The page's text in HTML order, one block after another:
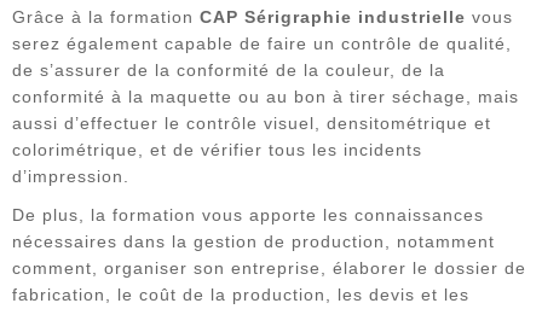
Grâce à la formation CAP Sérigraphie industrielle vous
serez également capable de faire un contrôle de qualité,
de s’assurer de la conformité de la couleur, de la
conformité à la maquette ou au bon à tirer séchage, mais
aussi d’effectuer le contrôle visuel, densitométrique et
colorimétrique, et de vérifier tous les incidents
d’impression.
De plus, la formation vous apporte les connaissances
nécessaires dans la gestion de production, notamment
comment, organiser son entreprise, élaborer le dossier de
fabrication, le coût de la production, les devis et les